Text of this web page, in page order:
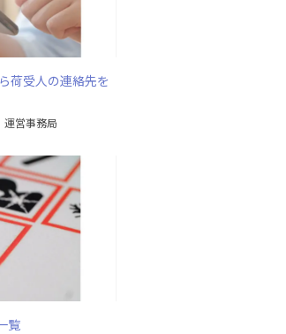
荷受人の連絡先を
運営事務局
覧